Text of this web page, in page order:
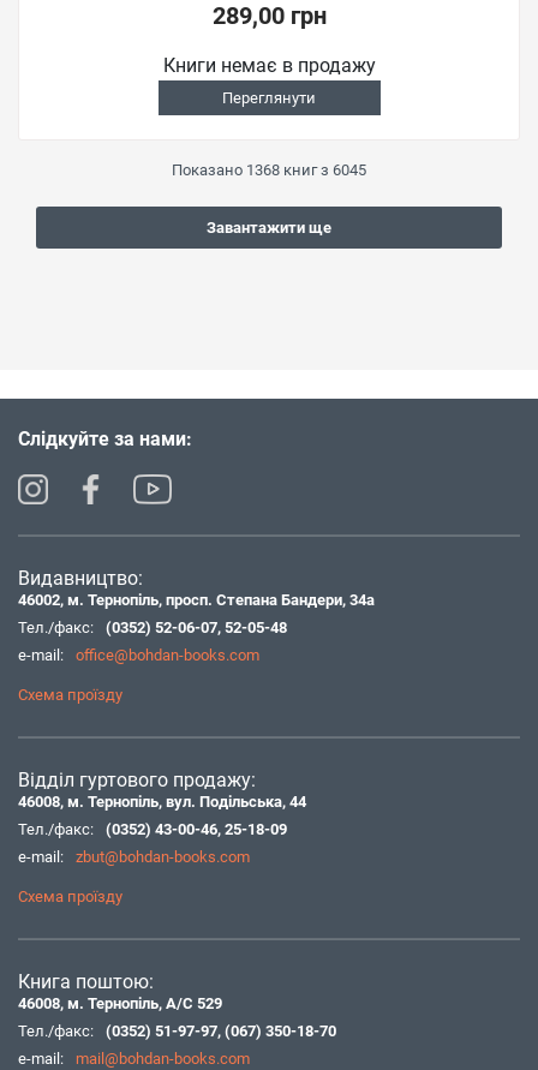
289,00 грн
Книги немає в продажу
Переглянути
Показано 1368 книг з 6045
Завантажити ще
Слідкуйте за нами:
Видавництво:
46002, м. Тернопіль, просп. Степана Бандери, 34а
Тел./факс:
(0352) 52-06-07, 52-05-48
e-mail:
office@bohdan-books.com
Схема проїзду
Відділ гуртового продажу:
46008, м. Тернопіль, вул. Подільська, 44
Тел./факс:
(0352) 43-00-46, 25-18-09
e-mail:
zbut@bohdan-books.com
Схема проїзду
Книга поштою:
46008, м. Тернопіль, А/С 529
Тел./факс:
(0352) 51-97-97, (067) 350-18-70
e-mail:
mail@bohdan-books.com